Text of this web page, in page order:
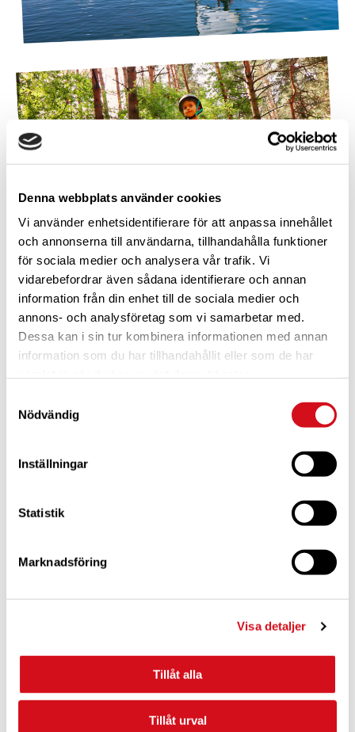
Denna webbplats använder cookies
Vi använder enhetsidentifierare för att anpassa innehållet
och annonserna till användarna, tillhandahålla funktioner
för sociala medier och analysera vår trafik. Vi
vidarebefordrar även sådana identifierare och annan
information från din enhet till de sociala medier och
annons- och analysföretag som vi samarbetar med.
Dessa kan i sin tur kombinera informationen med annan
information som du har tillhandahållit eller som de har
Nödvändig
Inställningar
Statistik
Marknadsföring
Visa detaljer
Tillåt alla
Tillåt urval